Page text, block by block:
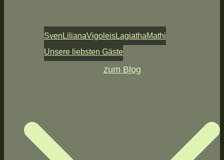
Sven LilianaVigoleisLagiathaMathi
Unsere liebsten Gäste
zum Blog